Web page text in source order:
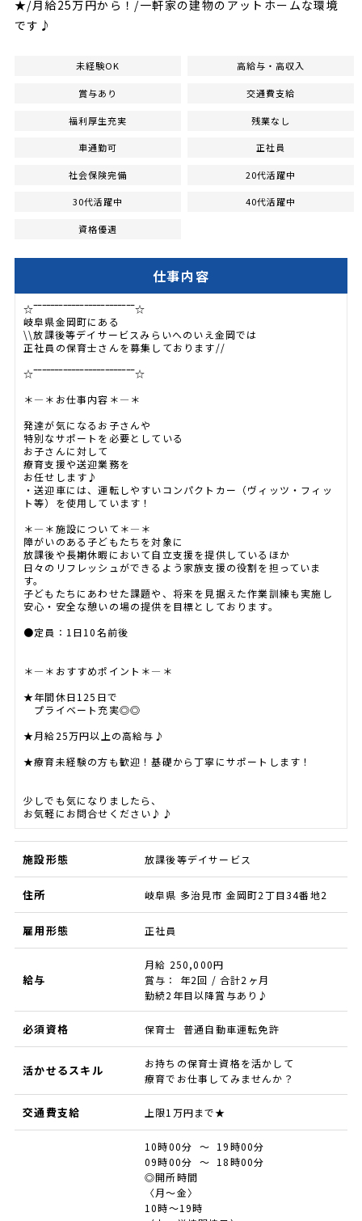
★/月給25万円から！/一軒家の建物のアットホームな環境
です♪
未経験OK 高給与・高収入
賞与あり 交通費支給
福利厚生充実 残業なし
車通勤可 正社員
社会保険完備 20代活躍中
30代活躍中 40代活躍中
資格優遇
仕事内容
☆‾‾‾‾‾‾‾‾‾‾‾‾‾‾‾‾‾‾‾‾‾‾‾‾☆
岐阜県金岡町にある
\\放課後等デイサービスみらいへのいえ金岡では
正社員の保育士さんを募集しております//
☆‾‾‾‾‾‾‾‾‾‾‾‾‾‾‾‾‾‾‾‾‾‾‾‾☆
＊―＊お仕事内容＊―＊
発達が気になるお子さんや
特別なサポートを必要としている
お子さんに対して
療育支援や送迎業務を
お任せします♪
・送迎車には、運転しやすいコンパクトカー（ヴィッツ・フィッ
ト等）を使用しています！
＊―＊施設について＊―＊
障がいのある子どもたちを対象に
放課後や長期休暇において自立支援を提供しているほか
日々のリフレッシュができるよう家族支援の役割を担っていま
す。
子どもたちにあわせた課題や、将来を見据えた作業訓練も実施し
安心・安全な憩いの場の提供を目標としております。
●定員：1日10名前後
＊―＊おすすめポイント＊―＊
★年間休日125日で
プライベート充実◎◎
★月給25万円以上の高給与♪
★療育未経験の方も歓迎！基礎から丁寧にサポートします！
少しでも気になりましたら、
お気軽にお問合せください♪♪
施設形態 放課後等デイサービス
住所 岐阜県 多治見市 金岡町2丁目34番地2
雇用形態 正社員
給与
月給 250,000円
賞与： 年2回 / 合計2ヶ月
勤続2年目以降賞与あり♪
必須資格 保育士 普通自動車運転免許
活かせるスキル
お持ちの保育士資格を活かして
療育でお仕事してみませんか？
交通費支給 上限1万円まで★
10時00分 ～ 19時00分
09時00分 ～ 18時00分
◎開所時間
〈月～金〉
10時～19時